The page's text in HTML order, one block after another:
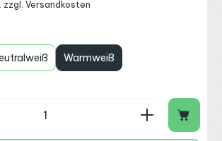
zzgl. Versandkosten
Warmweiß
Gib den gewünschten Wert